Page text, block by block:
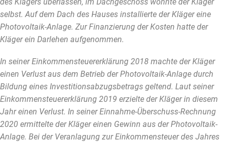
selbst. Auf dem Dach des Hauses installierte der Kläger eine
Photovoltaik-Anlage. Zur Finanzierung der Kosten hatte der
Kläger ein Darlehen aufgenommen.
In seiner Einkommensteuererklärung 2018 machte der Kläger
einen Verlust aus dem Betrieb der Photovoltaik-Anlage durch
Bildung eines Investitionsabzugsbetrags geltend. Laut seiner
Einkommensteuererklärung 2019 erzielte der Kläger in diesem
Jahr einen Verlust. In seiner Einnahme-Überschuss-Rechnung
2020 ermittelte der Kläger einen Gewinn aus der Photovoltaik-
Anlage. Bei der Veranlagung zur Einkommensteuer des Jahres